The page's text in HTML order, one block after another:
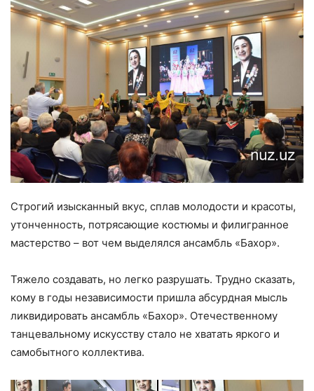
Строгий изысканный вкус, сплав молодости и красоты,
утонченность, потрясающие костюмы и филигранное
мастерство – вот чем выделялся ансамбль «Бахор».
Тяжело создавать, но легко разрушать. Трудно сказать,
кому в годы независимости пришла абсурдная мысль
ликвидировать ансамбль «Бахор». Отечественному
танцевальному искусству стало не хватать яркого и
самобытного коллектива.